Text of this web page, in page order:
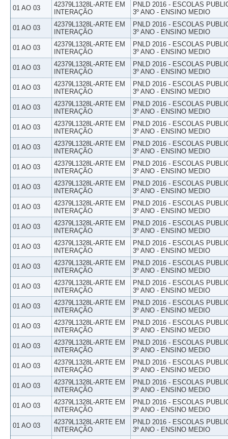
01 AO 03
42379L1328L-ARTE EM
INTERAÇÃO
PNLD 2016 - ESCOLAS
3º ANO - ENSINO MEDIO
01 AO 03
42379L1328L-ARTE EM
INTERAÇÃO
PNLD 2016 - ESCOLAS
3º ANO - ENSINO MEDIO
01 AO 03
42379L1328L-ARTE EM
INTERAÇÃO
PNLD 2016 - ESCOLAS
3º ANO - ENSINO MEDIO
01 AO 03
42379L1328L-ARTE EM
INTERAÇÃO
PNLD 2016 - ESCOLAS
3º ANO - ENSINO MEDIO
01 AO 03
42379L1328L-ARTE EM
INTERAÇÃO
PNLD 2016 - ESCOLAS
3º ANO - ENSINO MEDIO
01 AO 03
42379L1328L-ARTE EM
INTERAÇÃO
PNLD 2016 - ESCOLAS
3º ANO - ENSINO MEDIO
01 AO 03
42379L1328L-ARTE EM
INTERAÇÃO
PNLD 2016 - ESCOLAS
3º ANO - ENSINO MEDIO
01 AO 03
42379L1328L-ARTE EM
INTERAÇÃO
PNLD 2016 - ESCOLAS
3º ANO - ENSINO MEDIO
01 AO 03
42379L1328L-ARTE EM
INTERAÇÃO
PNLD 2016 - ESCOLAS
3º ANO - ENSINO MEDIO
01 AO 03
42379L1328L-ARTE EM
INTERAÇÃO
PNLD 2016 - ESCOLAS
3º ANO - ENSINO MEDIO
01 AO 03
42379L1328L-ARTE EM
INTERAÇÃO
PNLD 2016 - ESCOLAS
3º ANO - ENSINO MEDIO
01 AO 03
42379L1328L-ARTE EM
INTERAÇÃO
PNLD 2016 - ESCOLAS
3º ANO - ENSINO MEDIO
01 AO 03
42379L1328L-ARTE EM
INTERAÇÃO
PNLD 2016 - ESCOLAS
3º ANO - ENSINO MEDIO
01 AO 03
42379L1328L-ARTE EM
INTERAÇÃO
PNLD 2016 - ESCOLAS
3º ANO - ENSINO MEDIO
01 AO 03
42379L1328L-ARTE EM
INTERAÇÃO
PNLD 2016 - ESCOLAS
3º ANO - ENSINO MEDIO
01 AO 03
42379L1328L-ARTE EM
INTERAÇÃO
PNLD 2016 - ESCOLAS
3º ANO - ENSINO MEDIO
01 AO 03
42379L1328L-ARTE EM
INTERAÇÃO
PNLD 2016 - ESCOLAS
3º ANO - ENSINO MEDIO
01 AO 03
42379L1328L-ARTE EM
INTERAÇÃO
PNLD 2016 - ESCOLAS
3º ANO - ENSINO MEDIO
01 AO 03
42379L1328L-ARTE EM
INTERAÇÃO
PNLD 2016 - ESCOLAS
3º ANO - ENSINO MEDIO
01 AO 03
42379L1328L-ARTE EM
INTERAÇÃO
PNLD 2016 - ESCOLAS
3º ANO - ENSINO MEDIO
01 AO 03
42379L1328L-ARTE EM
INTERAÇÃO
PNLD 2016 - ESCOLAS
3º ANO - ENSINO MEDIO
01 AO 03
42379L1328L-ARTE EM
INTERAÇÃO
PNLD 2016 - ESCOLAS
3º ANO - ENSINO MEDIO